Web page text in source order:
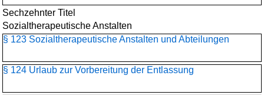
Sechzehnter Titel
Sozialtherapeutische Anstalten
§ 123 Sozialtherapeutische Anstalten und Abteilungen
§ 124 Urlaub zur Vorbereitung der Entlassung